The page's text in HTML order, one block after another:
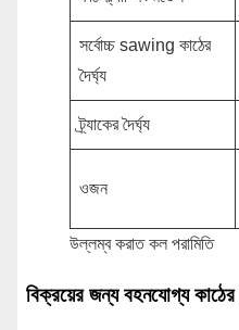
সর্বোচ্চ sawing কাঠের
দৈর্ঘ্য
ট্র্যাকের দৈর্ঘ্য
ওজন
উল্লম্ব করাত কল পরামিতি
বিক্রয়ের জন্য বহনযোগ্য কাঠের